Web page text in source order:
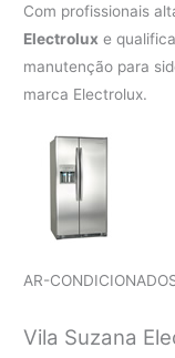
Com profissionais
Electrolux e
manutenção para
marca Electrolux.
AR-
Vila Suzana